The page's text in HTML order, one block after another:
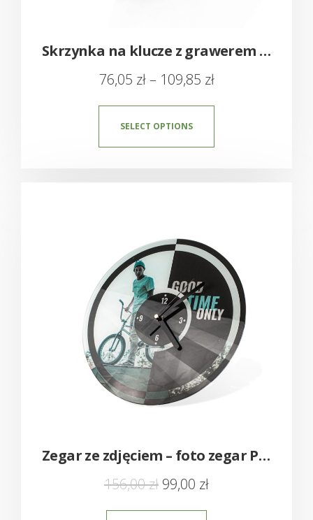
Skrzynka na klucze z grawerem – Dowolny napis
76,05 zł– 109,85 zł
SELECT OPTIONS
Zegar ze zdjęciem – foto zegar Plexi
156,00zł 99,00 zł